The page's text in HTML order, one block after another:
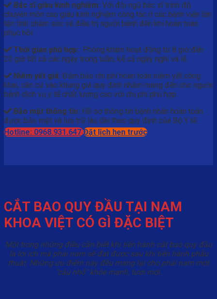
Bác sĩ giàu kinh nghiệm: Với đội ngũ bác sĩ trình độ
chuyên môn cao giàu kinh nghiệm công tác ở các bệnh viện lớn
tận tình chăm sóc và điều trị người bệnh đến khi hoàn toàn
phục hồi.
Thời gian phù hợp: Phòng khám hoạt động từ 8 giờ đến
20 giờ tất cả các ngày trong tuần, kể cả ngày nghỉ và lễ.
Niêm yết giá: Đảm bảo chi phí hoàn toàn niêm yết công
khai, căn cứ vào khung giá quy định nhằm mang đến cho người
bệnh dịch vụ y tế chất lượng cao với chi phí phù hợp.
Bảo mật thông tin: Hồ sơ thông tin bệnh nhân hoàn toàn
được bảo mật và lưu trữ lâu dài theo quy định của Bộ Y tế.
Hotline: 0968.931.647 Đặt lịch hẹn trước
CẮT BAO QUY ĐẦU TẠI NAM
KHOA VIỆT CÓ GÌ ĐẶC BIỆT
Một trong những điều cần biết khi tiến hành cắt bao quy đầu
là lợi ích mà phái nam sẽ đạt được sau khi tiến hành phẫu
thuật. Những ưu điểm này đều mang lại cho phái nam một
"cậu nhỏ" khỏe mạnh, tươi mới.